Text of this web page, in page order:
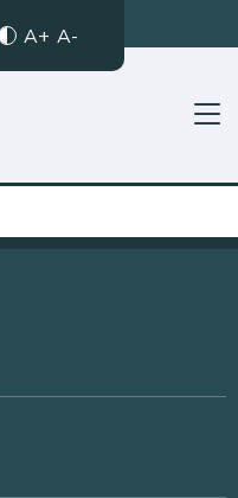
A+ A-